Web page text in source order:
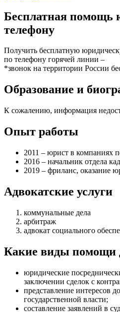
Бесплатная помощь
телефону
Получить бесплатную
по телефону горячей линии –
*звонок на территории России
Образование и
К сожалению, информация
Опыт работы
2011 – юрист в компаниях
2016 – начальник отдела
2019 – фриланс, оказание
Адвокатские услуги
коммунальные дела
арбитраж
адвокат социального
Какие виды помощи
юридические
заключении сделок с
представление интересов
государственной власти;
составление заявлений в